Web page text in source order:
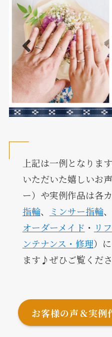
上記は一例となりま
いただいた嬉しいお
ー）や実例作品は各
指輪、 ミンサー指輪、
オーダーメイド ・ リ
ンテナンス・修理）
ます♪ぜひご覧くだ
お客様の声＆実例